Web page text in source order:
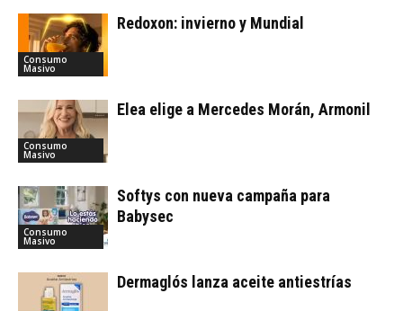
Consumo
Masivo
Redoxon: invierno y Mundial
Consumo
Masivo
Elea elige a Mercedes Morán, Armonil
Consumo
Masivo
Softys con nueva campaña para
Babysec
Dermaglós lanza aceite antiestrías